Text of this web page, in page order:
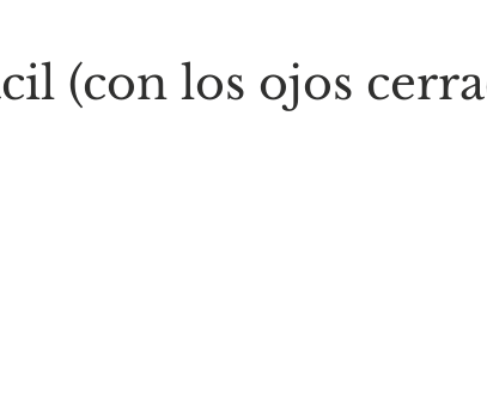
(con los ojos